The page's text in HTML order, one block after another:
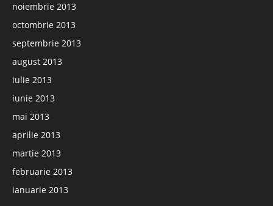
noiembrie 2013
octombrie 2013
septembrie 2013
august 2013
iulie 2013
iunie 2013
mai 2013
aprilie 2013
martie 2013
februarie 2013
ianuarie 2013